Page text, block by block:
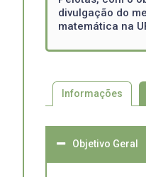
divulgação do
matemática na
Informações
Objetivo Geral